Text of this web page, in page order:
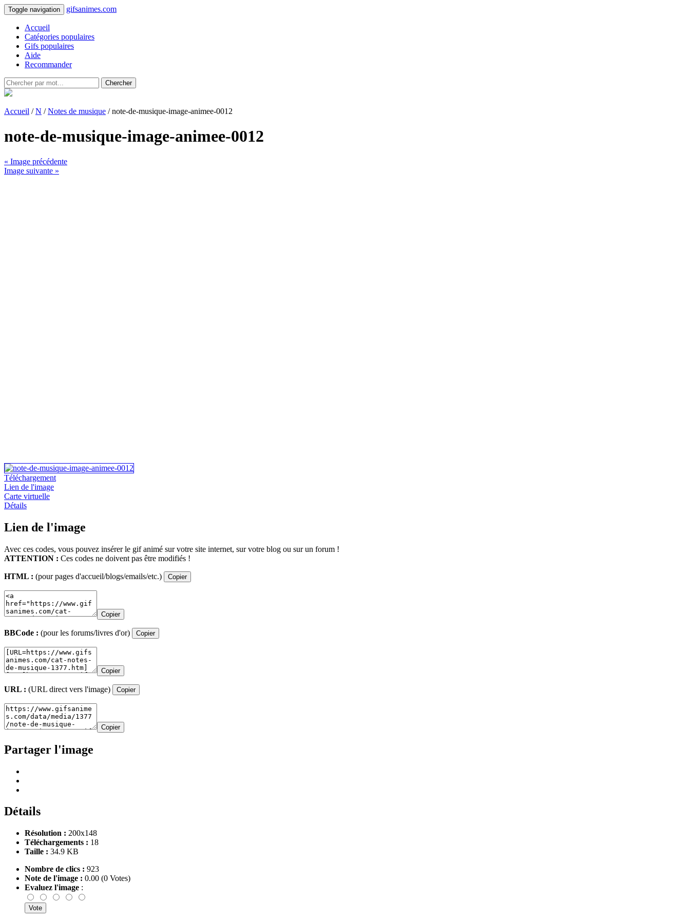
Toggle navigation gifsanimes.com
Accueil
Catégories populaires
Gifs populaires
Aide
Recommander
Chercher
Accueil /N /Notes de musique / note-de-musique-image-animee-0012
note-de-musique-image-animee-0012
« Image précédente
Image suivante »
Téléchargement
Lien de l'image
Carte virtuelle
Détails
Lien de l'image
Avec ces codes, vous pouvez insérer le gif animé sur votre site internet, sur votre blog ou sur un forum !
ATTENTION : Ces codes ne doivent pas être modifiés !
HTML : (pour pages d'accueil/blogs/emails/etc.) Copier
Copier
BBCode : (pour les forums/livres d'or) Copier
Copier
URL : (URL direct vers l'image) Copier
Copier
Partager l'image
Détails
Résolution : 200x148
Téléchargements : 18
Taille : 34.9 KB
Nombre de clics : 923
Note de l'image : 0.00 (0 Votes)
Evaluez l'image :